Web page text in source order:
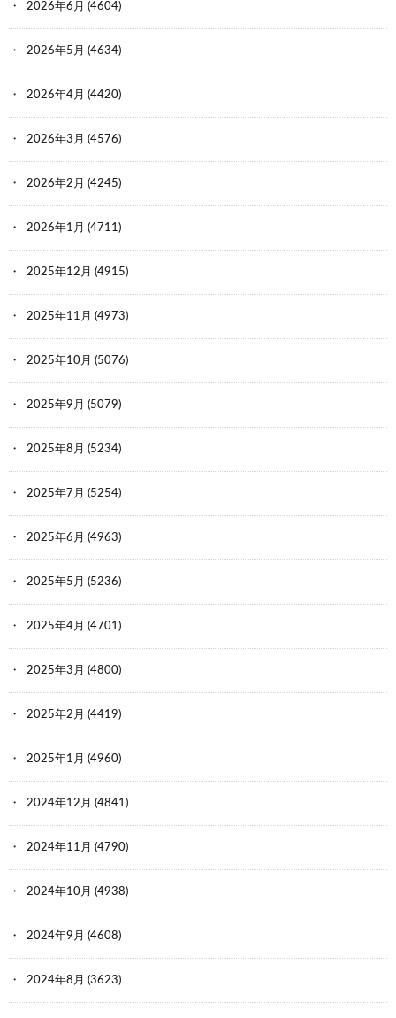
2026年6月 (4604)
2026年5月 (4634)
2026年4月 (4420)
2026年3月 (4576)
2026年2月 (4245)
2026年1月 (4711)
2025年12月 (4915)
2025年11月 (4973)
2025年10月 (5076)
2025年9月 (5079)
2025年8月 (5234)
2025年7月 (5254)
2025年6月 (4963)
2025年5月 (5236)
2025年4月 (4701)
2025年3月 (4800)
2025年2月 (4419)
2025年1月 (4960)
2024年12月 (4841)
2024年11月 (4790)
2024年10月 (4938)
2024年9月 (4608)
2024年8月 (3623)